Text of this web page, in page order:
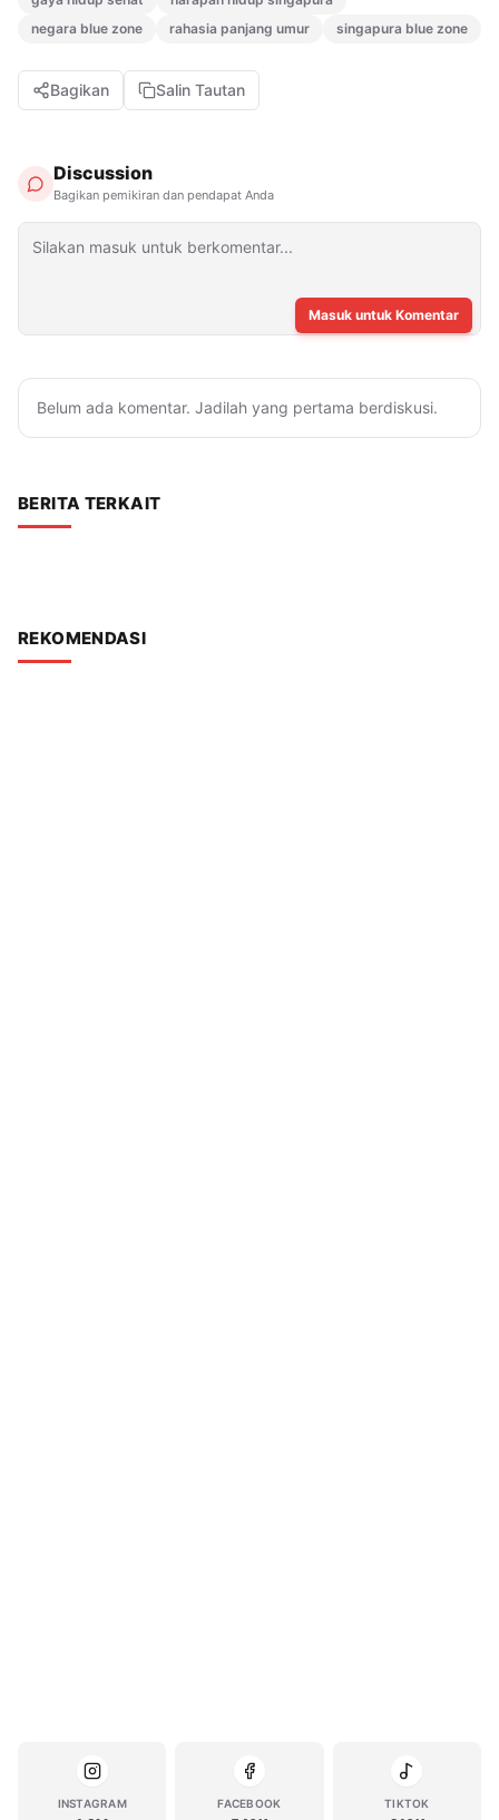
negara blue zone
rahasia panjang umur singapura blue zone
Bagikan Salin Tautan
Discussion
Bagikan pemikiran dan pendapat Anda
Masuk untuk Komentar
Belum ada komentar. Jadilah yang pertama berdiskusi.
BERITA TERKAIT
REKOMENDASI
INSTAGRAM FACEBOOK TIKTOK